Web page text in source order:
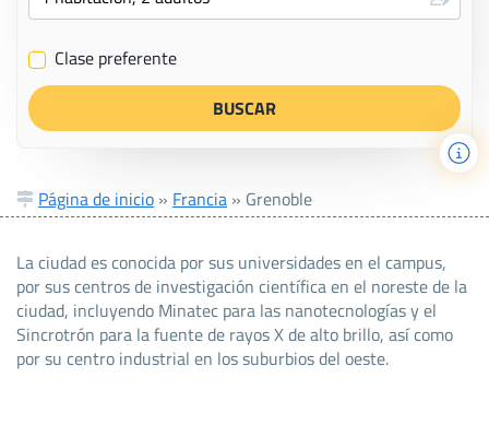
✔ Clase preferente
Página de inicio » Francia » Grenoble
La ciudad es conocida por sus universidades en el campus,
por sus centros de investigación científica en el noreste de la
ciudad, incluyendo Minatec para las nanotecnologías y el
Sincrotrón para la fuente de rayos X de alto brillo, así como
por su centro industrial en los suburbios del oeste.